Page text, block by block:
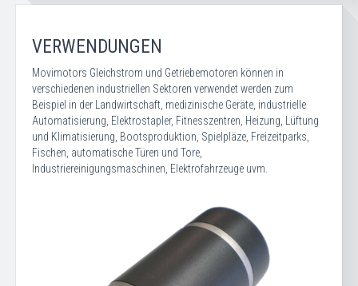
VERWENDUNGEN
Movimotors Gleichstrom und Getriebemotoren können in
verschiedenen industriellen Sektoren verwendet werden zum
Beispiel in der Landwirtschaft, medizinische Geräte, industrielle
Automatisierung, Elektrostapler, Fitnesszentren, Heizung, Lüftung
und Klimatisierung, Bootsproduktion, Spielpläze, Freizeitparks,
Fischen, automatische Türen und Tore,
Industriereinigungsmaschinen, Elektrofahrzeuge uvm.